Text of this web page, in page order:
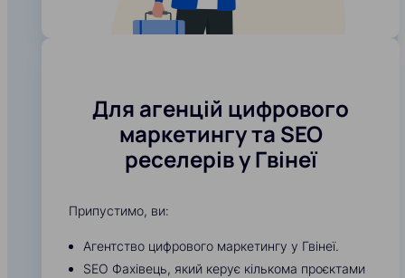
Для агенцій цифрового
маркетингу та SEO
реселерів у Гвінеї
Припустимо, ви:
Агентство цифрового маркетингу у Гвінеї.
SEO Фахівець, який керує кількома проєктами